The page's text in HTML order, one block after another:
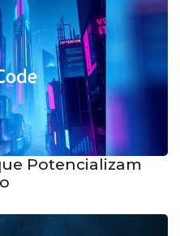
Potencializam